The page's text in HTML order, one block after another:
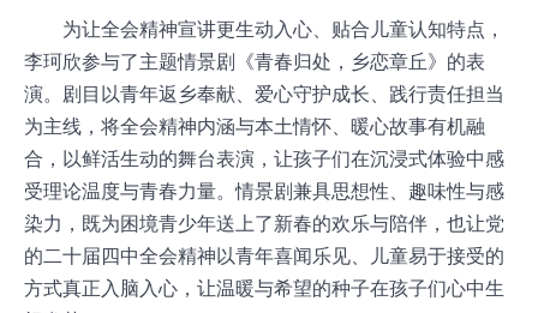
为让全会精神宣讲更生动入心、贴合儿童认知特点，
李珂欣参与了主题情景剧《青春归处，乡恋章丘》 的表
演。剧目以青年返乡奉献、爱心守护成长、践行责任担当
为主线，将全会精神内涵与本土情怀、暖心故事有机融
合，以鲜活生动的舞台表演，让孩子们在沉浸式体验中感
受理论温度与青春力量。情景剧兼具思想性、趣味性与感
染力，既为困境青少年送上了新春的欢乐与陪伴，也让党
的二十届四中全会精神以青年喜闻乐见、儿童易于接受的
方式真正入脑入心，让温暖与希望的种子在孩子们心中生